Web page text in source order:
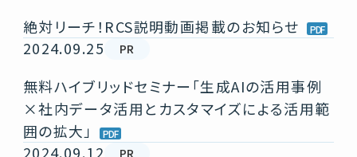
絶対リーチ！RCS説明動画掲載のお知らせ
2024.09.25
PR
無料ハイブリッドセミナー「生成AIの活用事例
×社内データ活用とカスタマイズによる活用範
囲の拡大」
2024.09.12
PR